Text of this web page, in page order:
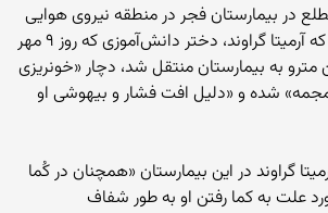
در بیمارستان فجر در منطقه نیروی هوایی
تهران کسب اطلاع کرد که آرمیتا گراوند، دختر دانش‌آموزی که روز ۹ مهر
به بیمارستان منتقل شد، دچار «خونریزی
شده و «دلیل افت فشار و بیهوشی او
گراوند در این بیمارستان «همچنان در کُما
علت به کما رفتن او به طور شفاف